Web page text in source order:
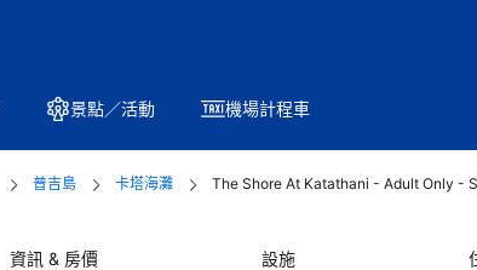
景點／活動 機場計程車
普吉島 卡塔海灘 The Shore At Katathani - Adult Only -
資訊 & 房價 設施